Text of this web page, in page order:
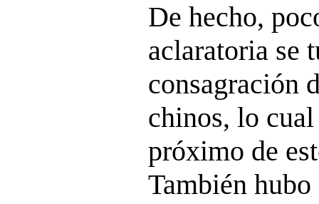
De hecho,
aclaratoria se
consagración
chinos, lo
próximo de
También